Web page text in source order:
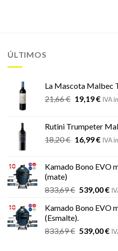
ÚLTIMOS
La Mascota Malbec
21,66€ El
era:
21,66 €.
19,19€El
es:
IVA
Rutini Trumpeter
18,20€ El
era:
16,99€El
es:
IVA
Kamado Bono EVO
(mate)
833,69€ El
original
era:
833,69 €.
539,00€El
Kamado Bono EVO
(Esmalte).
833,69€ El
539,00€El